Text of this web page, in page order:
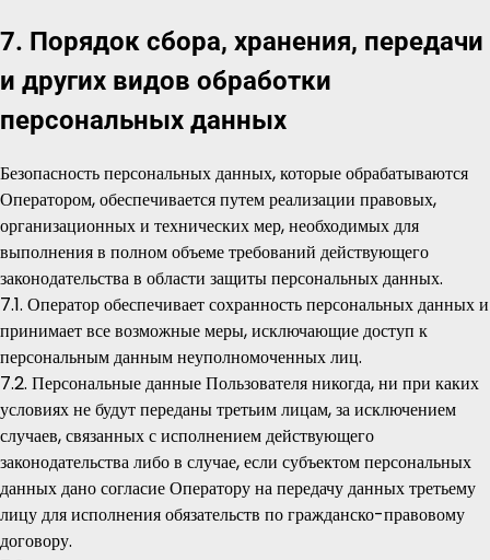
7. Порядок сбора, хранения, передачи
и других видов обработки
персональных данных
Безопасность персональных данных, которые обрабатываются
Оператором, обеспечивается путем реализации правовых,
организационных и технических мер, необходимых для
выполнения в полном объеме требований действующего
законодательства в области защиты персональных данных.
7.1. Оператор обеспечивает сохранность персональных данных и
принимает все возможные меры, исключающие доступ к
персональным данным неуполномоченных лиц.
7.2. Персональные данные Пользователя никогда, ни при каких
условиях не будут переданы третьим лицам, за исключением
случаев, связанных с исполнением действующего
законодательства либо в случае, если субъектом персональных
данных дано согласие Оператору на передачу данных третьему
лицу для исполнения обязательств по гражданско-правовому
договору.